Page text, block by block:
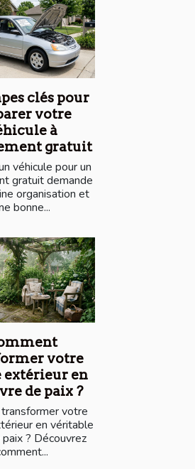
clés pour
votre
à
gratuit
véhicule pour un
gratuit demande
organisation et
bonne...
votre
extérieur en
de paix ?
votre
en véritable
? Découvrez